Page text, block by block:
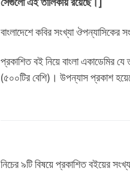
বাংলাদেশে কবির সংখ্যা
প্রকাশিত বই নিয়ে বাংলা একাডেমির
(৫০০টির বেশি)। উপন্যাস প্রকাশ
নিচের ৯টি বিষয়ে প্রকাশিত বইয়ের